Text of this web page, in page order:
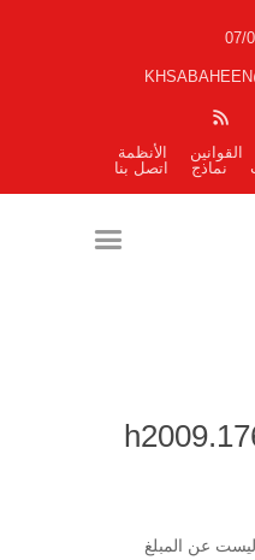
07/
القوانين
الأنظمة
نماذج اتصل بنا
عن المبلغ